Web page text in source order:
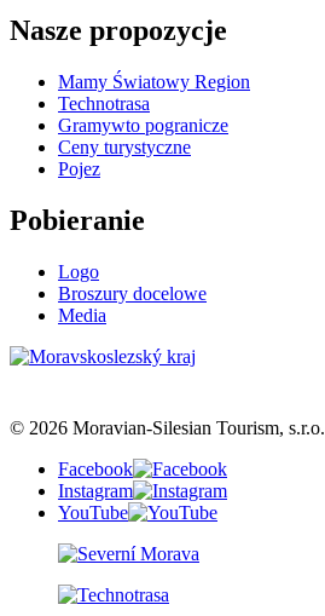
Nasze propozycje
Mamy Światowy Region
Technotrasa
Gramywto pogranicze
Ceny turystyczne
Pojez
Pobieranie
Logo
Broszury docelowe
Media
© 2026 Moravian-Silesian Tourism, s.r.o.
Facebook
Instagram
YouTube